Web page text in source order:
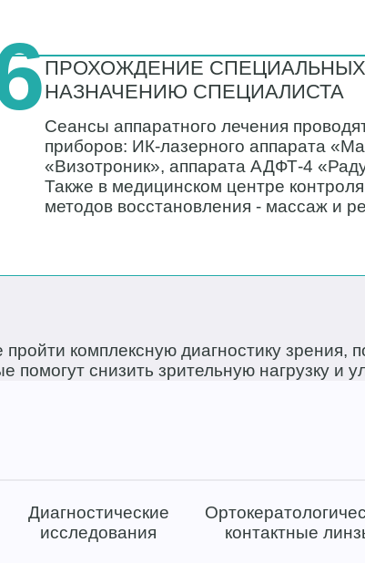
ПРОХОЖДЕНИЕ
НАЗНАЧЕНИЮ СПЕЦИАЛИСТА
Сеансы аппаратного лечения
приборов: ИК-лазерного аппарата
«Визотроник», аппарата АДФТ-4
Также в медицинском центре
методов восстановления - массаж и
комплексную диагностику зрения,
помогут снизить зрительную нагрузку и
Диагностические
исследования
контактные